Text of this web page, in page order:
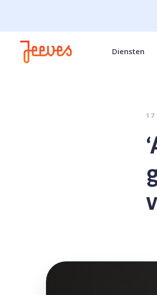
Diensten
17